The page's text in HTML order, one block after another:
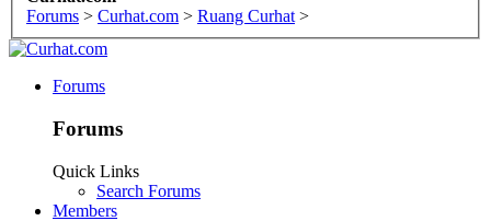
Forums > Curhat.com > Ruang Curhat >
Forums
Forums
Quick Links
Search Forums
Members